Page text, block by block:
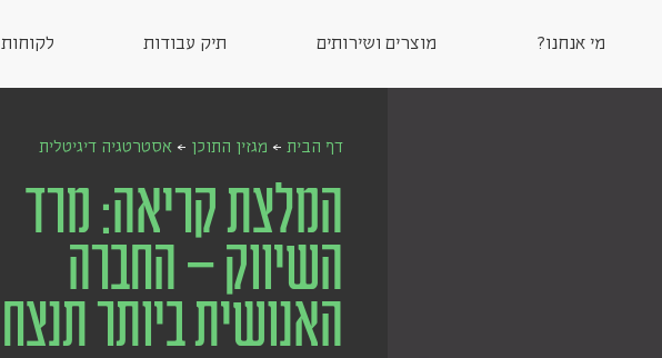
מי אנחנו? מוצרים ושירותים תיק עבודות לקוחות
דף הבית ← מגזין התוכן ←אסטרטגיה דיגיטלית
המלצת קריאה: מרד
השיווק – החברה
האנושית ביותר תנצח